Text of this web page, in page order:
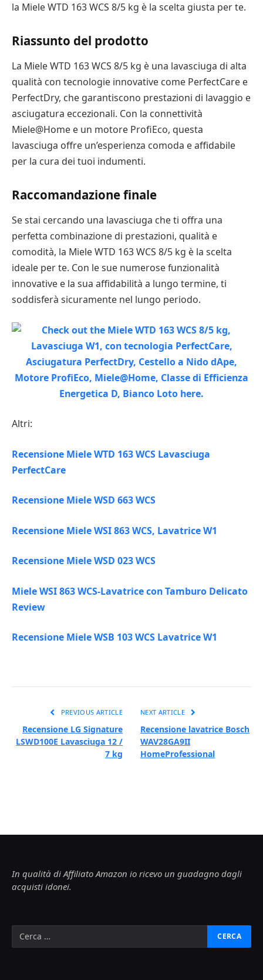
la Miele WTD 163 WCS 8/5 kg è la scelta giusta per te.
Riassunto del prodotto
La Miele WTD 163 WCS 8/5 kg è una lavasciuga di alta
qualità con tecnologie innovative come PerfectCare e
PerfectDry, che garantiscono prestazioni di lavaggio e
asciugatura eccezionali. Con la connettività
Miele@Home e un motore ProfiEco, questa
lavasciuga offre un’esperienza comoda e affidabile
per la cura dei tuoi indumenti.
Raccomandazione finale
Se stai cercando una lavasciuga che ti offra una
perfetta combinazione di prestazioni, qualità e
comodità, la Miele WTD 163 WCS 8/5 kg è la scelta
ideale per te. Con le sue numerose funzionalità
innovative e la sua affidabilità a lungo termine, ti
soddisferà sicuramente nel lungo periodo.
Altri:
Recensione Miele WTD 163 WCS Lavasciuga
PerfectCare
Recensione Miele WSD 663 WCS
Recensione Miele WSI 863 WCS, Lavatrice W1
Recensione Miele WSD 023 WCS
Miele WSI 863 WCS-Lavatrice con Tamburo Delicato
Review
Recensione Miele WSB 103 WCS Lavatrice W1
PREVIOUS ARTICLE
Recensione LG Signature
LSWD100E Lavasciuga 12 /
7 kg
NEXT ARTICLE
Recensione lavatrice Bosch
WAV28GA9II
HomeProfessional
In qualità di Affiliato Amazon io ricevo un guadagno dagli
acquisti idonei.